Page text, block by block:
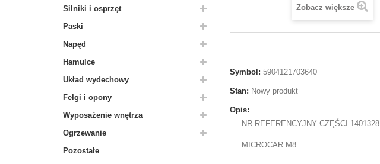
Silniki i osprzęt
Paski
Napęd
Hamulce
Układ wydechowy
Felgi i opony
Wyposażenie wnętrza
Ogrzewanie
Pozostałe
Zobacz większe
Symbol: 5904121703640
Stan: Nowy produkt
Opis:
NR.REFERENCYJNY CZĘŚCI 1401328
MICROCAR M8